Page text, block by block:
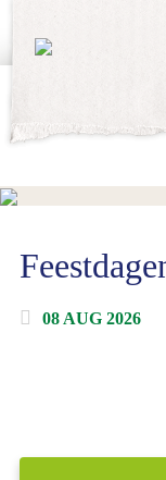
08 AUG 2026